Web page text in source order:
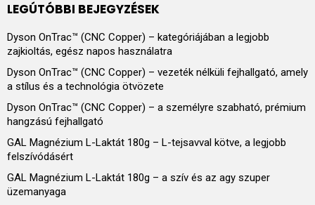
LEGÚTÓBBI BEJEGYZÉSEK
Dyson OnTrac™ (CNC Copper) – kategóriájában a legjobb
zajkioltás, egész napos használatra
Dyson OnTrac™ (CNC Copper) – vezeték nélküli fejhallgató, amely
a stílus és a technológia ötvözete
Dyson OnTrac™ (CNC Copper) – a személyre szabható, prémium
hangzású fejhallgató
GAL Magnézium L-Laktát 180g – L-tejsavval kötve, a legjobb
felszívódásért
GAL Magnézium L-Laktát 180g – a szív és az agy szuper
üzemanyaga